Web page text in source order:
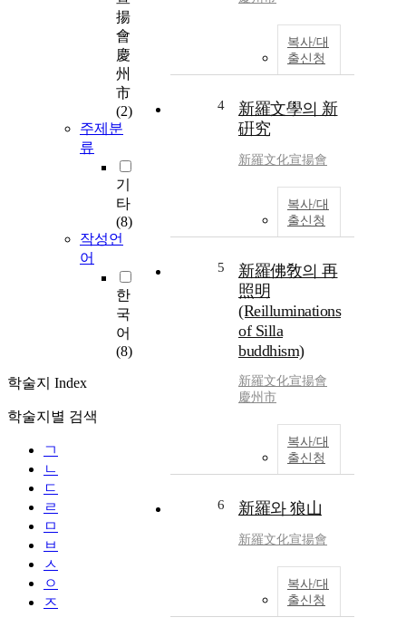
揚
會
慶
州
市
(2)
주제분
류
기
타
(8)
작성언
어
한
국
어
(8)
학술지 Index
학술지별 검색
ㄱ
ㄴ
ㄷ
ㄹ
ㅁ
ㅂ
ㅅ
ㅇ
ㅈ
복사/대
출신청
4
新羅文學의 新
硏究
新羅文化宣揚會
복사/대
출신청
5
新羅佛敎의 再
照明
(Reilluminations
of Silla
buddhism)
新羅文化宣揚會
慶州市
복사/대
출신청
6 新羅와 狼山
新羅文化宣揚會
복사/대
출신청